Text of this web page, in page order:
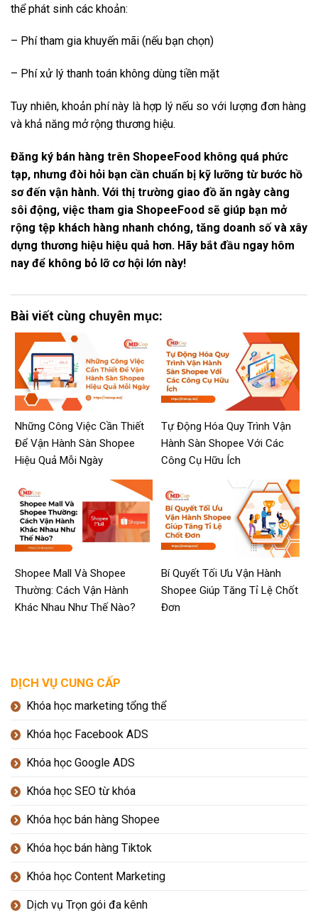
thể phát sinh các khoản:
– Phí tham gia khuyến mãi (nếu bạn chọn)
– Phí xử lý thanh toán không dùng tiền mặt
Tuy nhiên, khoản phí này là hợp lý nếu so với lượng đơn hàng
và khả năng mở rộng thương hiệu.
Đăng ký bán hàng trên ShopeeFood không quá phức
tạp, nhưng đòi hỏi bạn cần chuẩn bị kỹ lưỡng từ bước hồ
sơ đến vận hành. Với thị trường giao đồ ăn ngày càng
sôi động, việc tham gia ShopeeFood sẽ giúp bạn mở
rộng tệp khách hàng nhanh chóng, tăng doanh số và xây
dựng thương hiệu hiệu quả hơn. Hãy bắt đầu ngay hôm
nay để không bỏ lỡ cơ hội lớn này!
Bài viết cùng chuyên mục:
Những Công Việc Cần Thiết
Để Vận Hành Sàn Shopee
Hiệu Quả Mỗi Ngày
Tự Động Hóa Quy Trình Vận
Hành Sàn Shopee Với Các
Công Cụ Hữu Ích
Shopee Mall Và Shopee
Thường: Cách Vận Hành
Khác Nhau Như Thế Nào?
Bí Quyết Tối Ưu Vận Hành
Shopee Giúp Tăng Tỉ Lệ Chốt
Đơn
DỊCH VỤ CUNG CẤP
Khóa học marketing tổng thể
Khóa học Facebook ADS
Khóa học Google ADS
Khóa học SEO từ khóa
Khóa học bán hàng Shopee
Khóa học bán hàng Tiktok
Khóa học Content Marketing
Dịch vụ Trọn gói đa kênh